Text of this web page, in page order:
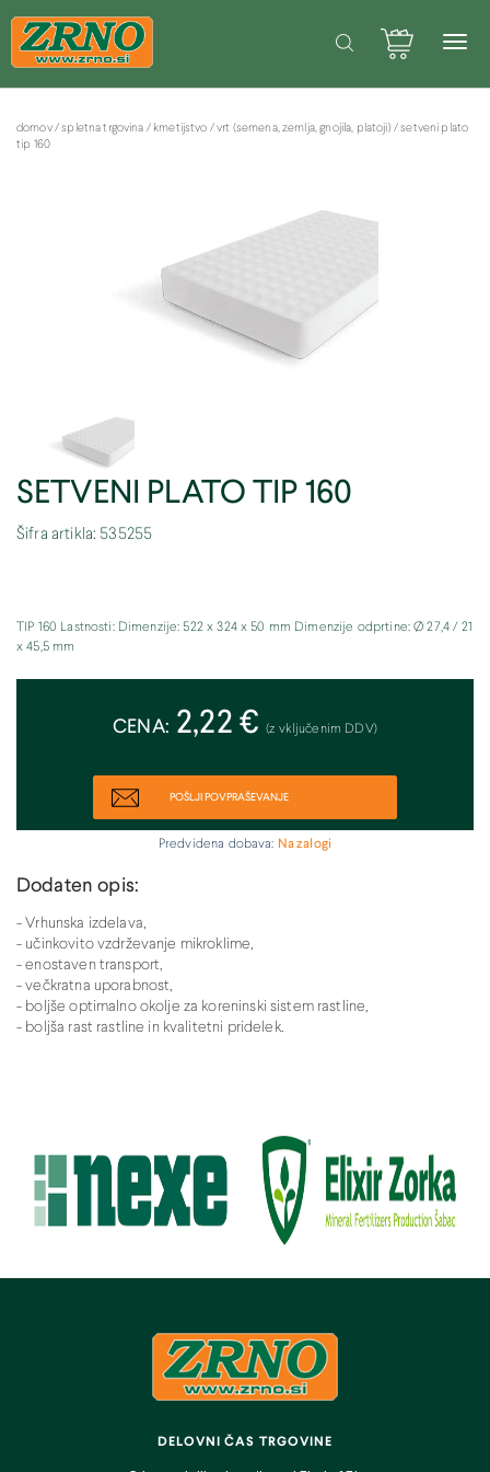
POTREBUJETE POMOČ PRI SPLETNEM NAKUPU? Pišite na: info@zrno.si
domov /spletna trgovina / kmetijstvo /vrt (semena, zemlja, gnojila, platoji) /setveni plato
tip 160
SETVENI PLATO TIP 160
Šifra artikla: 535255
TIP 160 Lastnosti: Dimenzije: 522 x 324 x 50 mm Dimenzije odprtine: Ø 27,4 / 21
x 45,5 mm
CENA: 2,22 €(z vključenim DDV)
POŠLJI POVPRAŠEVANJE
Predvidena dobava: Na zalogi
Dodaten opis:
- Vrhunska izdelava,
- učinkovito vzdrževanje mikroklime,
- enostaven transport,
- večkratna uporabnost,
- boljše optimalno okolje za koreninski sistem rastline,
- boljša rast rastline in kvalitetni pridelek.
DELOVNI ČAS TRGOVINE